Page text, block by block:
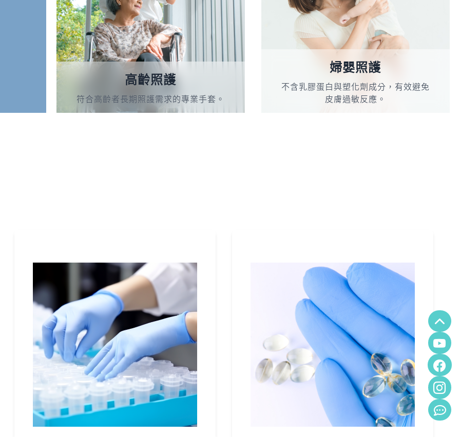
高齡照護
符合高齡者長期照護需求的專業手套。
婦嬰照護
不含乳膠蛋白與塑化劑成分，有效避免
皮膚過敏反應。